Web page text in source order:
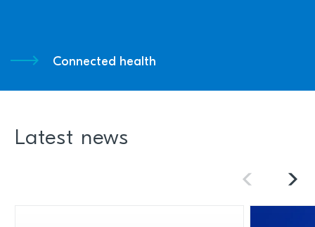
Connected health
Latest news